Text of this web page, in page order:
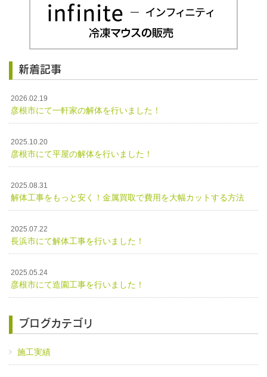
新着記事
2026.02.19
彦根市にて一軒家の解体を行いました！
2025.10.20
彦根市にて平屋の解体を行いました！
2025.08.31
解体工事をもっと安く！金属買取で費用を大幅カットする方法
2025.07.22
長浜市にて解体工事を行いました！
2025.05.24
彦根市にて造園工事を行いました！
ブログカテゴリ
施工実績